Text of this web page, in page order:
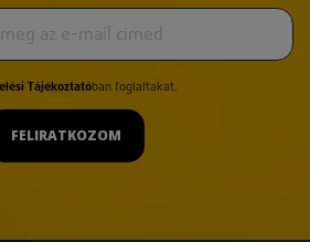
Tájékoztatóban foglaltakat.
FELIRATKOZOM